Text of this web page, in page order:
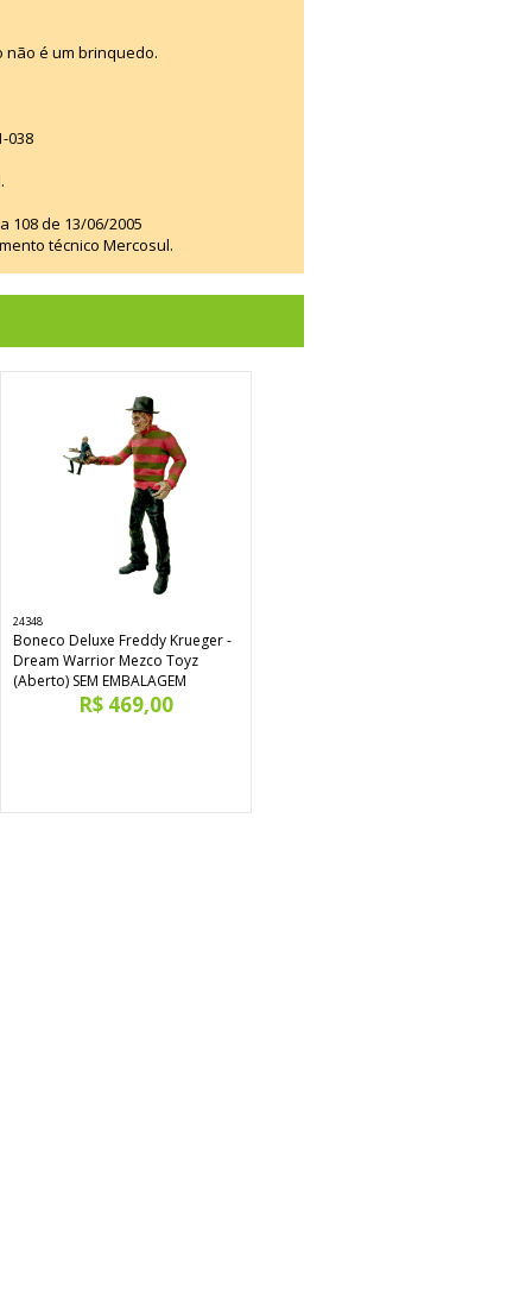
não é um brinquedo.
038
108 de 13/06/2005
técnico Mercosul.
24348
Boneco Deluxe Freddy Krueger -
Dream Warrior Mezco Toyz
(Aberto) SEM EMBALAGEM
R$ 469,00